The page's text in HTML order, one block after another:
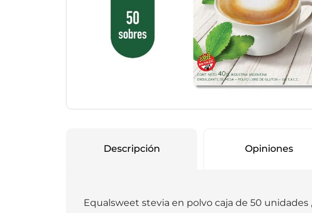
Tampones
Toallas con y sin alas
Protectores mamarios
Descripción Opiniones
Equalsweet stevia en polvo caja de 50 unidades